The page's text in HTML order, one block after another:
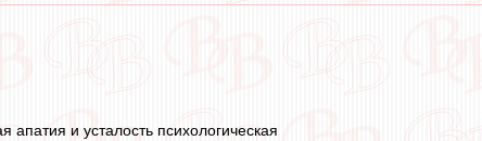
апатия и усталость психологическая